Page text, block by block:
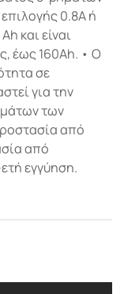
0.8A ή
και είναι
έως 160Ah. • Ο
σε
για την
των
από
από
εγγύηση.